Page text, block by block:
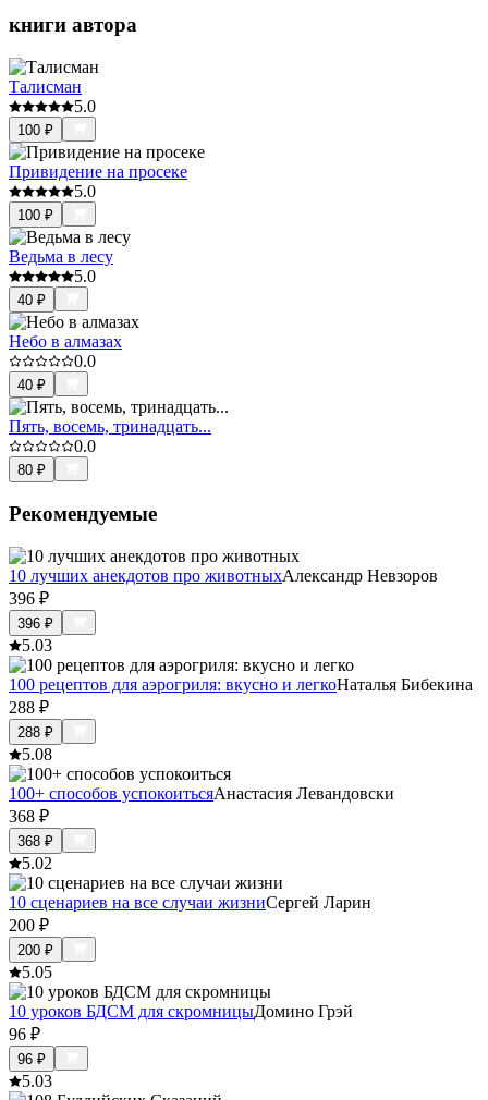
книги автора
Талисман
5.0
100 ₽
Привидение на просеке
5.0
100 ₽
Ведьма в лесу
5.0
40 ₽
Небо в алмазах
0.0
40 ₽
Пять, восемь, тринадцать...
0.0
80 ₽
Рекомендуемые
10 лучших анекдотов про животныхАлександр Невзоров
396 ₽
396 ₽
5.03
100 рецептов для аэрогриля: вкусно и легкоНаталья Бибекина
288 ₽
288 ₽
5.08
100+ способов успокоитьсяАнастасия Левандовски
368 ₽
368 ₽
5.02
10 сценариев на все случаи жизниСергей Ларин
200 ₽
200 ₽
5.05
10 уроков БДСМ для скромницыДомино Грэй
96 ₽
96 ₽
5.03